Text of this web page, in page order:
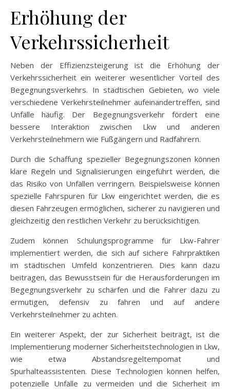
Erhöhung der
Verkehrssicherheit
Neben der Effizienzsteigerung ist die Erhöhung der
Verkehrssicherheit ein weiterer wesentlicher Vorteil des
Begegnungsverkehrs. In städtischen Gebieten, wo viele
verschiedene Verkehrsteilnehmer aufeinandertreffen, sind
Unfälle häufig. Der Begegnungsverkehr fördert eine
bessere Interaktion zwischen Lkw und anderen
Verkehrsteilnehmern wie Fußgängern und Radfahrern.
Durch die Schaffung spezieller Begegnungszonen können
klare Regeln und Signalisierungen eingeführt werden, die
das Risiko von Unfällen verringern. Beispielsweise können
spezielle Fahrspuren für Lkw eingerichtet werden, die es
diesen Fahrzeugen ermöglichen, sicherer zu navigieren und
gleichzeitig den restlichen Verkehr zu berücksichtigen.
Zudem können Schulungsprogramme für Lkw-Fahrer
implementiert werden, die sich auf sichere Fahrpraktiken
im städtischen Umfeld konzentrieren. Dies kann dazu
beitragen, das Bewusstsein für die Herausforderungen im
Begegnungsverkehr zu schärfen und die Fahrer dazu zu
ermutigen, defensiv zu fahren und auf andere
Verkehrsteilnehmer zu achten.
Ein weiterer Aspekt, der zur Sicherheit beiträgt, ist die
Implementierung moderner Sicherheitstechnologien in Lkw,
wie etwa Abstandsregeltempomat und
Spurhalteassistenten. Diese Technologien können helfen,
potenzielle Unfälle zu vermeiden und die Sicherheit im